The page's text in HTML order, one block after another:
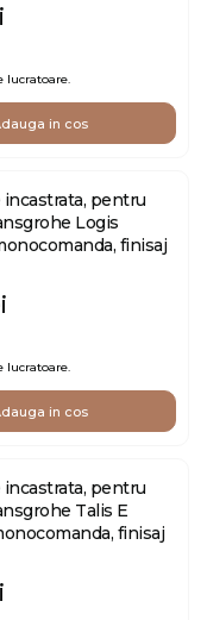
lucratoare.
in cos
pentru
Logis
finisaj
lucratoare.
in cos
pentru
Talis E
finisaj